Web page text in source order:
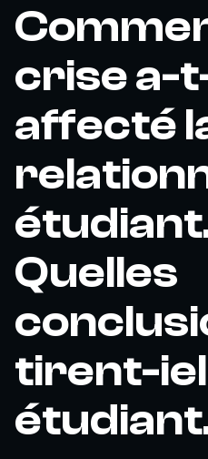
crise a-
affecté
Quelles
tirent-